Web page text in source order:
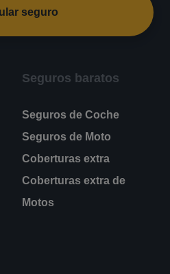
seguro
Seguros baratos
Seguros de Coche
Seguros de Moto
Coberturas extra
Coberturas extra de
Motos